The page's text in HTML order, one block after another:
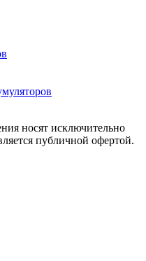
носят исключительно
публичной офертой.